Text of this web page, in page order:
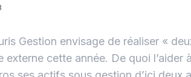
Gestion envisage de réaliser «
externe cette année. De quoi l’aider